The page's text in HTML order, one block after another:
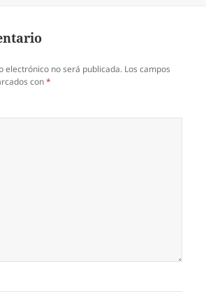
electrónico no será publicada. Los campos
con*